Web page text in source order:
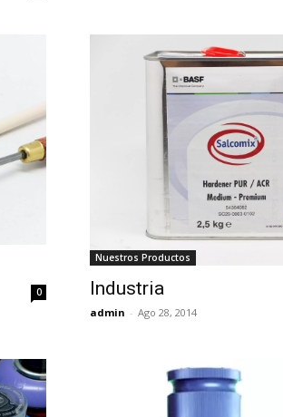
0
Nuestros Productos
Industria
admin - Ago 28, 2014